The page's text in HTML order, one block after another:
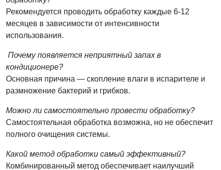
Рекомендуется проводить обработку каждые 6-12
месяцев в зависимости от интенсивности
использования.
Почему появляется неприятный запах в
кондиционере?
Основная причина — скопление влаги в испарителе и
размножение бактерий и грибков.
Можно ли самостоятельно провести обработку?
Самостоятельная обработка возможна, но не обеспечит
полного очищения системы.
Какой метод обработки самый эффективный?
Комбинированный метод обеспечивает наилучший